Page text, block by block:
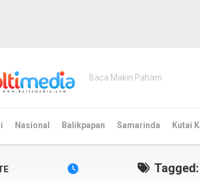
Baca Makin Paham
Nasional Balikpapan Samarinda Kutai
Tagged: